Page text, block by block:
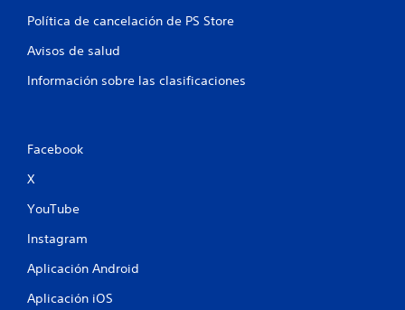
Política de cancelación de PS Store
Avisos de salud
Información sobre las clasificaciones
Facebook
X
YouTube
Instagram
Aplicación Android
Aplicación iOS